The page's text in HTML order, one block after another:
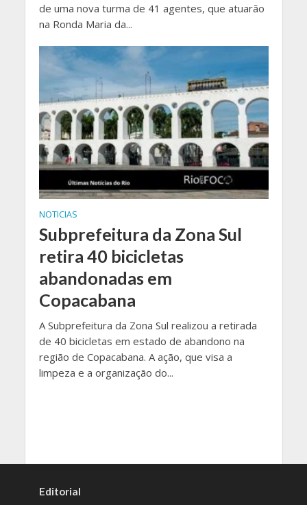
de uma nova turma de 41 agentes, que atuarão
na Ronda Maria da...
NOTICIAS
Subprefeitura da Zona Sul
retira 40 bicicletas
abandonadas em
Copacabana
A Subprefeitura da Zona Sul realizou a retirada
de 40 bicicletas em estado de abandono na
região de Copacabana. A ação, que visa a
limpeza e a organização do...
Editorial